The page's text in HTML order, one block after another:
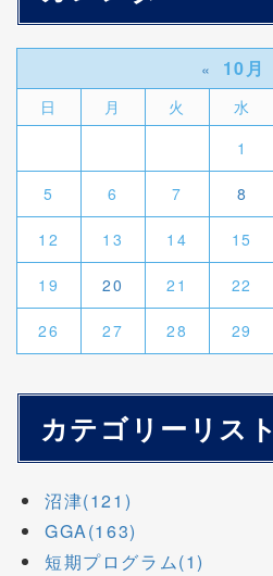
« 10月
日
月 火 水
1
5 6 7 8
12 13 14 15
19 20 21 22
26 27 28 29
カテゴリーリスト
沼津(121)
GGA(163)
短期プログラム(1)